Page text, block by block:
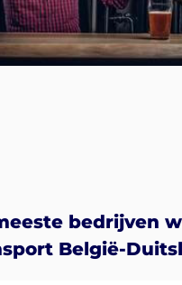
bedrijven
België-